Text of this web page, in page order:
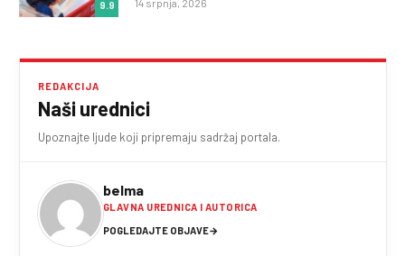
9.9 14 srpnja, 2026
REDAKCIJA
Naši urednici
Upoznajte ljude koji pripremaju sadržaj portala.
belma
GLAVNA UREDNICA I AUTORICA
POGLEDAJTE OBJAVE→